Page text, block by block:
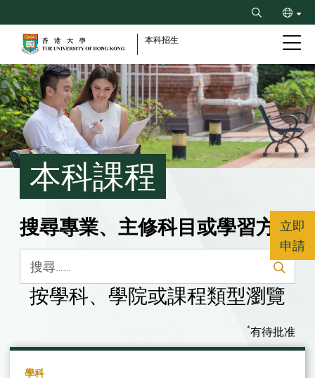
to
content
Search
简
本科招生
Breadcrumb
本科課程
搜尋專業、主修科目或學習方向
按學科、學院或課程類型瀏覽
*有待批准
學科
立即
申請